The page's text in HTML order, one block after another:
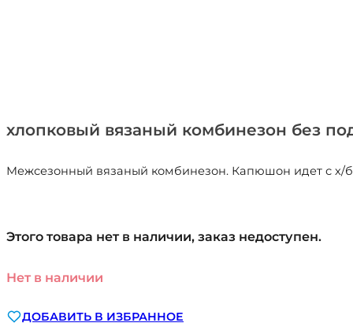
хлопковый вязаный комбинезон без
Межсезонный вязаный комбинезон. Капюшон идет с х/б
Этого товара нет в наличии, заказ недоступен.
Нет в наличии
ДОБАВИТЬ В ИЗБРАННОЕ